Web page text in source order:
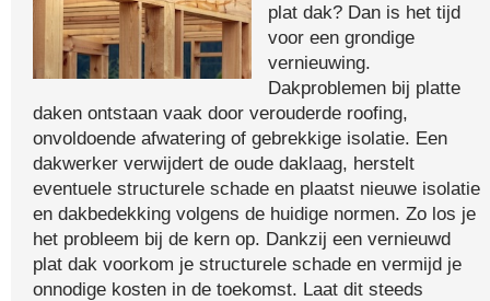
plat dak? Dan is het tijd
voor een grondige
vernieuwing.
Dakproblemen bij platte
daken ontstaan vaak door verouderde roofing,
onvoldoende afwatering of gebrekkige isolatie. Een
dakwerker verwijdert de oude daklaag, herstelt
eventuele structurele schade en plaatst nieuwe isolatie
en dakbedekking volgens de huidige normen. Zo los je
het probleem bij de kern op. Dankzij een vernieuwd
plat dak voorkom je structurele schade en vermijd je
onnodige kosten in de toekomst. Laat dit steeds